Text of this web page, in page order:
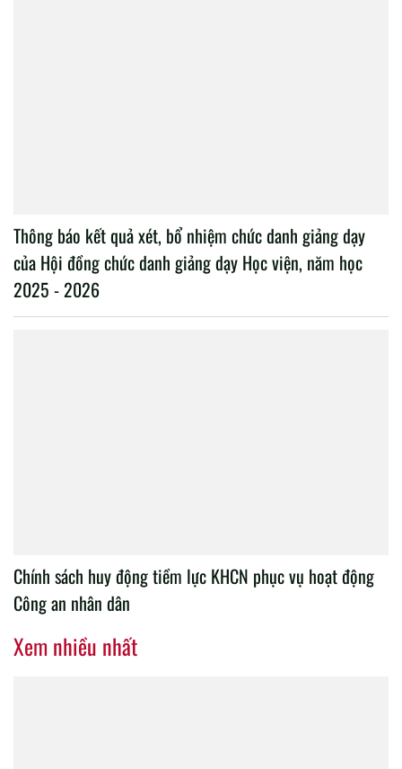
Thông báo kết quả xét, bổ nhiệm chức danh giảng dạy
của Hội đồng chức danh giảng dạy Học viện, năm học
2025 - 2026
Chính sách huy động tiềm lực KHCN phục vụ hoạt động
Công an nhân dân
Xem nhiều nhất